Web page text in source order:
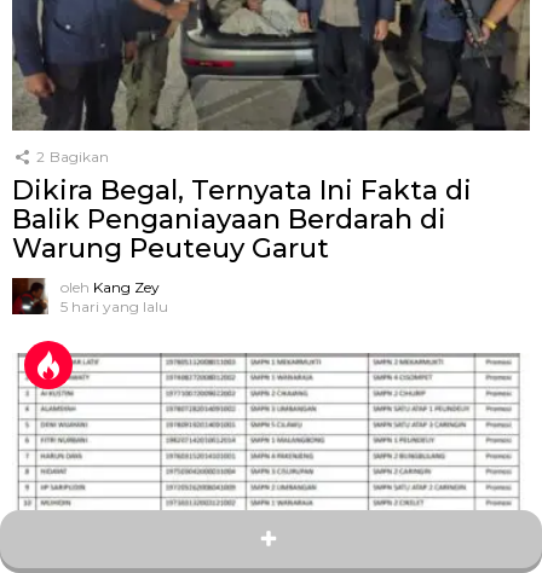
2 Bagikan
Dikira Begal, Ternyata Ini Fakta di
Balik Penganiayaan Berdarah di
Warung Peuteuy Garut
oleh Kang Zey
5 hari yang lalu